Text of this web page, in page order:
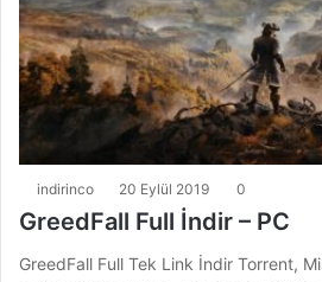
indirinco 20 Eylül 2019 0
GreedFall Full İndir – PC
GreedFall Full Tek Link İndir Torrent,